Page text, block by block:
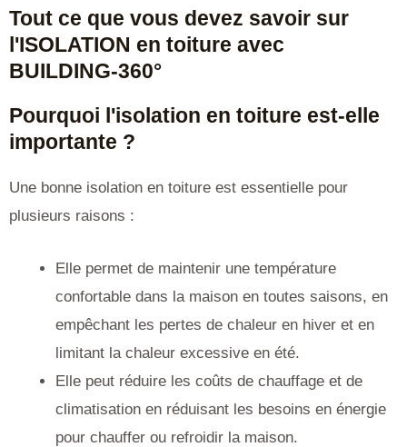
Tout ce que vous devez savoir sur
l'ISOLATION en toiture avec
BUILDING-360°
Pourquoi l'isolation en toiture est-elle
importante ?
Une bonne isolation en toiture est essentielle pour
plusieurs raisons :
Elle permet de maintenir une température
confortable dans la maison en toutes saisons, en
empêchant les pertes de chaleur en hiver et en
limitant la chaleur excessive en été.
Elle peut réduire les coûts de chauffage et de
climatisation en réduisant les besoins en énergie
pour chauffer ou refroidir la maison.